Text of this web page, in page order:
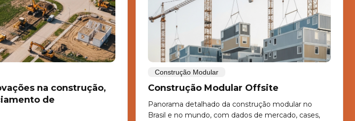
na construção,
de
Construção Modular
Construção Modular Offsite
Panorama detalhado da construção modular no
Brasil e no mundo, com dados de mercado, cases,